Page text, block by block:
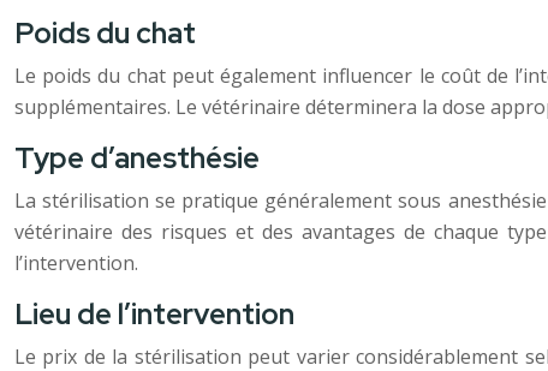
Poids du chat
Le poids du chat peut également influencer le coût de
supplémentaires. Le vétérinaire déterminera la dose
Type d’anesthésie
La stérilisation se pratique généralement sous
vétérinaire des risques et des avantages de chaque
l’intervention.
Lieu de l’intervention
Le prix de la stérilisation peut varier considérablement